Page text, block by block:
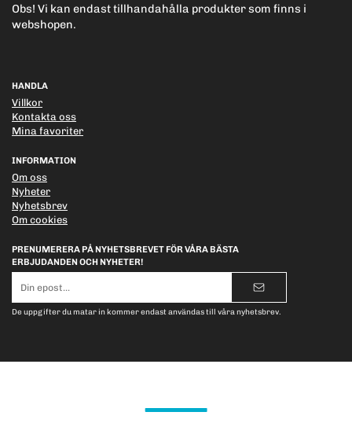
Obs! Vi kan endast tillhandahålla produkter som finns i
webshopen.
HANDLA
Villkor
Kontakta oss
Mina favoriter
INFORMATION
Om oss
Nyheter
Nyhetsbrev
Om cookies
PRENUMERERA PÅ NYHETSBREVET FÖR VÅRA BÄSTA
ERBJUDANDEN OCH NYHETER!
postadress
De uppgifter du matar in kommer endast användas till våra nyhetsbrev.